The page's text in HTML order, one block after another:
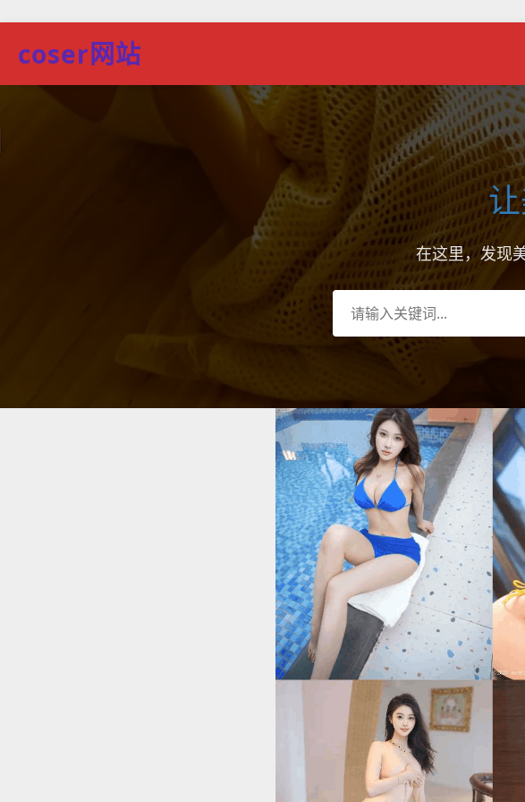
coser网站
在这里，发现